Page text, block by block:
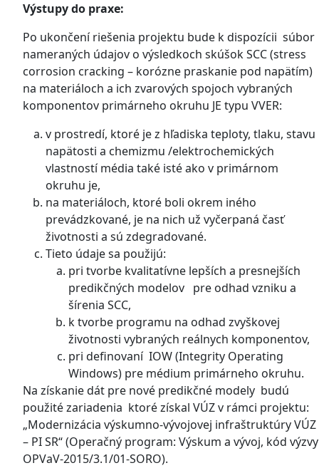
Výstupy do praxe:
Po ukončení riešenia projektu bude k dispozícii súbor
nameraných údajov o výsledkoch skúšok SCC (stress
corrosion cracking – korózne praskanie pod napätím)
na materiáloch a ich zvarových spojoch vybraných
komponentov primárneho okruhu JE typu VVER:
v prostredí, ktoré je z hľadiska teploty, tlaku, stavu
napätosti a chemizmu /elektrochemických
vlastností média také isté ako v primárnom
okruhu je,
na materiáloch, ktoré boli okrem iného
prevádzkované, je na nich už vyčerpaná časť
životnosti a sú zdegradované.
Tieto údaje sa použijú:
pri tvorbe kvalitatívne lepších a presnejších
predikčných modelov pre odhad vzniku a
šírenia SCC,
k tvorbe programu na odhad zvyškovej
životnosti vybraných reálnych komponentov,
pri definovaní IOW (Integrity Operating
Windows) pre médium primárneho okruhu.
Na získanie dát pre nové predikčné modely budú
použité zariadenia ktoré získal VÚZ v rámci projektu:
„Modernizácia výskumno-vývojovej infraštruktúry VÚZ
– PI SR“ (Operačný program: Výskum a vývoj, kód výzvy
OPVaV-2015/3.1/01-SORO).